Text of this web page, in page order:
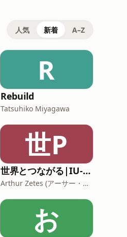
人気 新着 A–Z
R
Rebuild
Tatsuhiko Miyagawa
世P
世界とつながる|IU-Connectの公式 Podcast
Arthur Zetes (アーサー・ゼテス）
お